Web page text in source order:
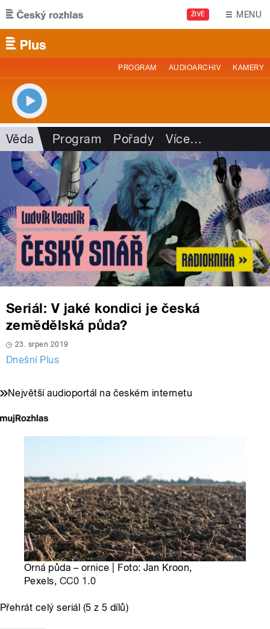
Přejít k hlavnímu obsahu
ŽIVĚ MENU
PROGRAM AUDIOARCHIV KAMERY
Věda Program Pořady Více…
Seriál: V jaké kondici je česká
zemědělská půda?
23. srpen 2019
Dnešní Plus
Největší audioportál na českém internetu
Orná půda – ornice | Foto: Jan Kroon,
Pexels, CC0 1.0
Přehrát celý seriál (5 z 5 dílů)